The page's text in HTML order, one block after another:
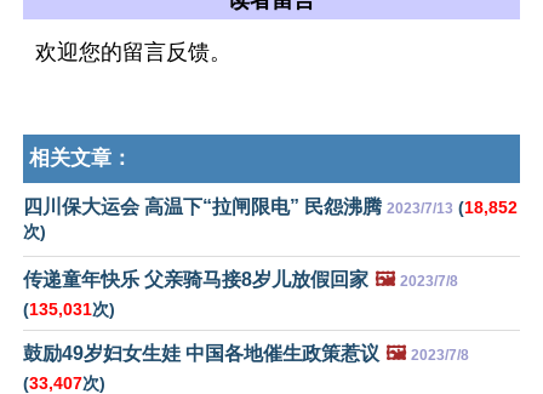
欢迎您的留言反馈。
相关文章：
四川保大运会 高温下“拉闸限电” 民怨沸腾 2023/7/13 (18,852
次)
传递童年快乐 父亲骑马接8岁儿放假回家 🖼️ 2023/7/8
(135,031次)
鼓励49岁妇女生娃 中国各地催生政策惹议 🖼️ 2023/7/8
(33,407次)